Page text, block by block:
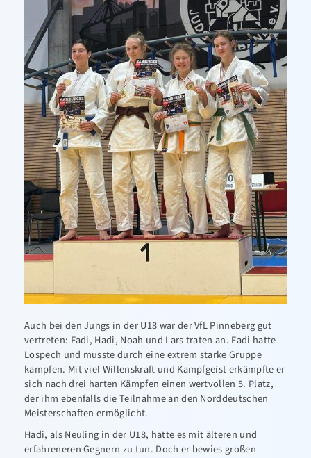
Auch bei den Jungs in der U18 war der VfL Pinneberg gut
vertreten: Fadi, Hadi, Noah und Lars traten an. Fadi hatte
Lospech und musste durch eine extrem starke Gruppe
kämpfen. Mit viel Willenskraft und Kampfgeist erkämpfte er
sich nach drei harten Kämpfen einen wertvollen 5. Platz,
der ihm ebenfalls die Teilnahme an den Norddeutschen
Meisterschaften ermöglicht.
Hadi, als Neuling in der U18, hatte es mit älteren und
erfahreneren Gegnern zu tun. Doch er bewies großen